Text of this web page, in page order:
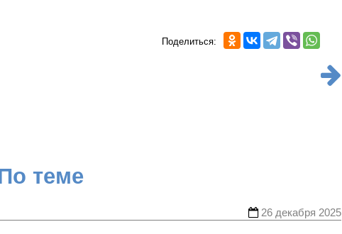
Поделиться:
теме
26 декабря 2025